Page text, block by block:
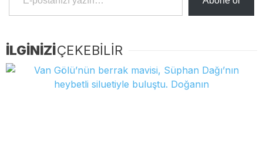
İLGİNİZİÇEKEBİLİR